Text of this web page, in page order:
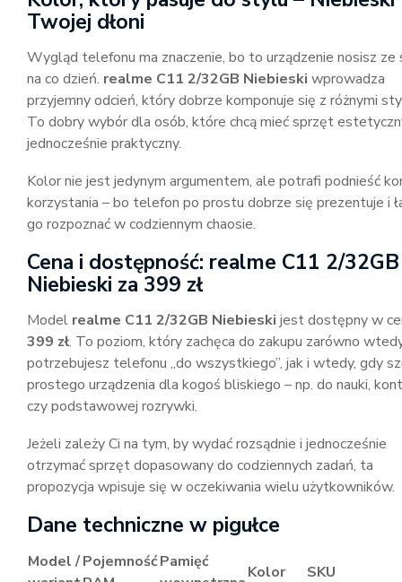
Twojej dłoni
Wygląd telefonu ma znaczenie, bo to urządzenie nosisz ze
na co dzień. realme C11 2/32GB Niebieski wprowadza
przyjemny odcień, który dobrze komponuje się z różnymi
To dobry wybór dla osób, które chcą mieć sprzęt
jednocześnie praktyczny.
Kolor nie jest jedynym argumentem, ale potrafi podnieść
korzystania – bo telefon po prostu dobrze się prezentuje i
go rozpoznać w codziennym chaosie.
Cena i dostępność: realme C11 2/32GB
Niebieski za 399 zł
Model realme C11 2/32GB Niebieski jest dostępny w
399 zł. To poziom, który zachęca do zakupu zarówno
potrzebujesz telefonu „do wszystkiego”, jak i wtedy, gdy
prostego urządzenia dla kogoś bliskiego – np. do nauki,
czy podstawowej rozrywki.
Jeżeli zależy Ci na tym, by wydać rozsądnie i jednocześnie
otrzymać sprzęt dopasowany do codziennych zadań, ta
propozycja wpisuje się w oczekiwania wielu użytkowników.
Dane techniczne w pigułce
Model /PojemnośćPamięć
Kolor SKU